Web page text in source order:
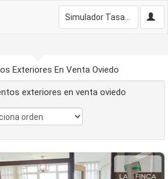
Exteriores En Venta Oviedo
exteriores en venta oviedo